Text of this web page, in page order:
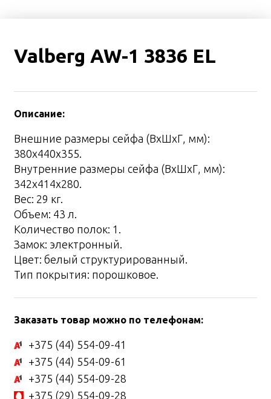
Valberg AW-1 3836 EL
Описание:
Внешние размеры сейфа (ВхШхГ, мм):
380х440х355.
Внутренние размеры сейфа (ВхШхГ, мм):
342х414х280.
Вес: 29 кг.
Объем: 43 л.
Количество полок: 1.
Замок: электронный.
Цвет: белый структурированный.
Тип покрытия: порошковое.
Заказать товар можно по телефонам:
+375 (44) 554-09-41
+375 (44) 554-09-61
+375 (44) 554-09-28
+375 (29) 554-09-28